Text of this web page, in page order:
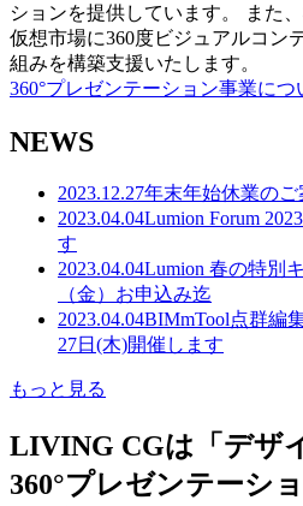
ションを提供しています。 また
仮想市場に360度ビジュアルコン
組みを構築支援いたします。
360°プレゼンテーション事業につ
NEWS
2023.12.27年末年始休業のご
2023.04.04Lumion Forum
す
2023.04.04Lumion 春の特別
（金）お申込み迄
2023.04.04BIMmTool点群編
27日(木)開催します
もっと見る
LIVING CGは「デザ
360°プレゼンテーシ